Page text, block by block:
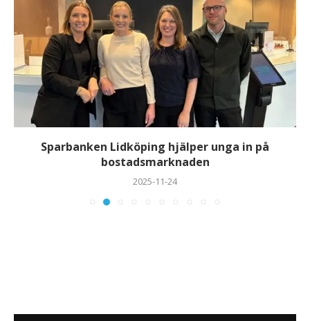
Sparbanken Lidköping hjälper unga in på
bostadsmarknaden
2025-11-24